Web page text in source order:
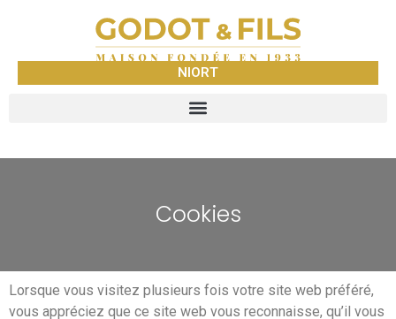
NIORT
Cookies
Lorsque vous visitez plusieurs fois votre site web préféré,
vous appréciez que ce site web vous reconnaisse, qu’il vous